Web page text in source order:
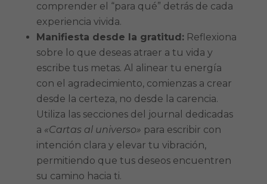
comprender el “para qué” detrás de cada
experiencia vivida.
Manifiesta desde la gratitud:Reflexiona
sobre lo que deseas atraer a tu vida y
escribe tus metas. Al alinear tu energía
con el agradecimiento, comienzas a crear
desde la certeza, no desde la carencia.
Utiliza las secciones del journal dedicadas
a «Cartas al universo» para escribir con
intención clara y elevar tu vibración,
permitiendo que tus deseos encuentren
su camino hacia ti.